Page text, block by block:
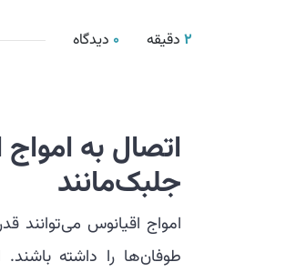
2 دقیقه 0 دیدگاه
اتصال به امواج
جلبک‌مانند
امواج اقیانوس می‌توانند
طوفان‌ها را داشته